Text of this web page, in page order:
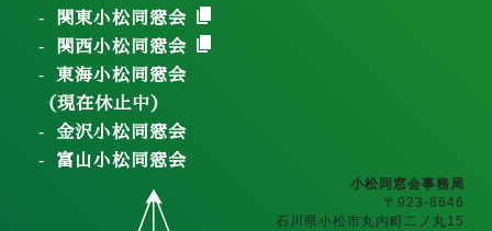
関東小松同窓会
関西小松同窓会
東海小松同窓会
（現在休止中）
金沢小松同窓会
富山小松同窓会
小松同窓会事務局
〒923-8646
石川県小松市丸内町二ノ丸15